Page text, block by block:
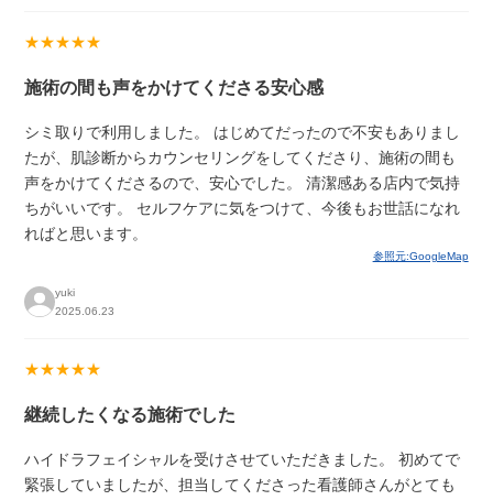
★★★★★
施術の間も声をかけてくださる安心感
シミ取りで利用しました。 はじめてだったので不安もありまし
たが、肌診断からカウンセリングをしてくださり、施術の間も
声をかけてくださるので、安心でした。 清潔感ある店内で気持
ちがいいです。 セルフケアに気をつけて、今後もお世話になれ
ればと思います。
参照元:GoogleMap
yuki
2025.06.23
★★★★★
継続したくなる施術でした
ハイドラフェイシャルを受けさせていただきました。 初めてで
緊張していましたが、担当してくださった看護師さんがとても